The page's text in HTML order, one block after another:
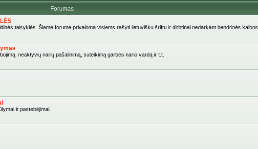
Forumas
taisyklės. Šiame forume privaloma visiems rašyti lietuvišku šriftu ir dirbtinai nedarkant bendrinės kalbos.
neaktyvių narių pašalinimą, suteikimą garbės nario vardą ir t.t.
ir pastebėjimai.